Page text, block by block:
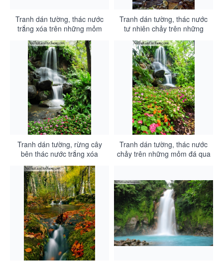
Tranh dán tường, thác nước
trắng xóa trên những mỏm
đá trong khu rừng dưới ánh
sáng của cái nắng ban mai
DA3074
Tranh dán tường, thác nước
tư nhiên chảy trên những
hàng rêu xanh DA3073
Tranh dán tường, rừng cây
bên thác nước trắng xóa
DA3072
Tranh dán tường, thác nước
chảy trên những mỏm đá qua